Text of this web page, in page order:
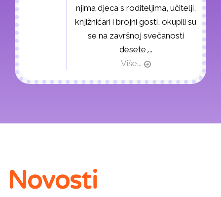
njima djeca s roditeljima, učitelji,
knjižničari i brojni gosti, okupili su
se na završnoj svečanosti
desete,...
Više...
Novosti